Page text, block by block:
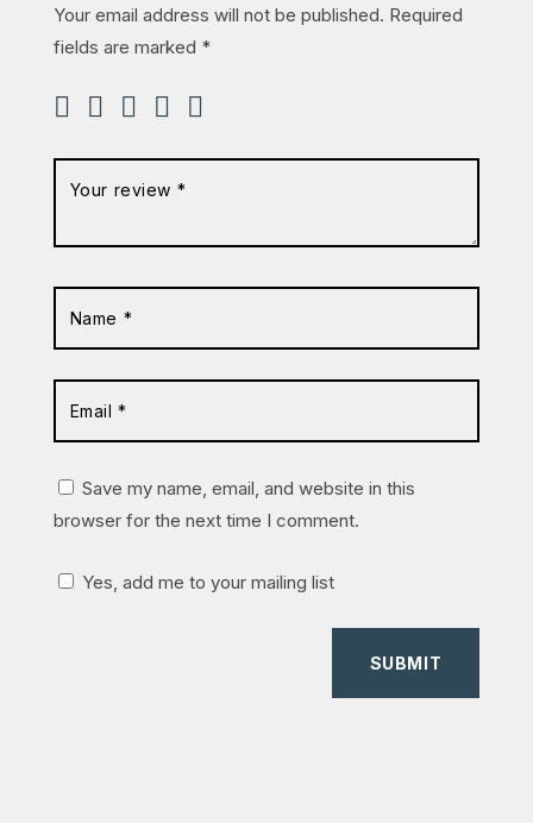
Your email address will not be published. Required
fields are marked *
Save my name, email, and website in this
browser for the next time I comment.
Yes, add me to your mailing list
SUBMIT